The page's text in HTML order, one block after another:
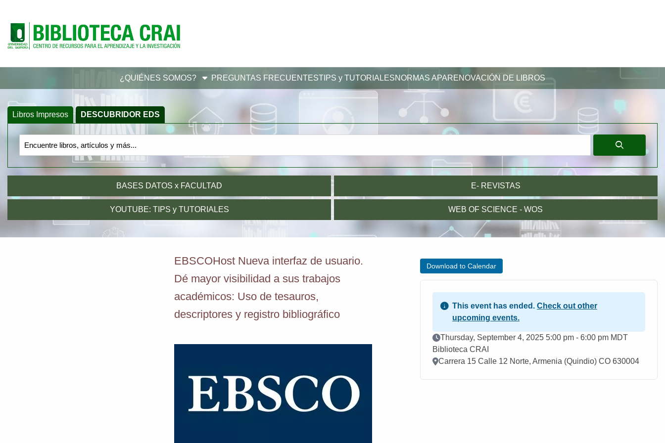
Skip to search bar
Skip to main content
Skip to footer
¿QUIÉNES SOMOS? PREGUNTAS FRECUENTESTIPS y TUTORIALESNORMAS APARENOVACIÓN DE LIBROS
Libros Impresos
DESCUBRIDOR EDS
(active tab)
Type
EDS
BASES DATOS x FACULTAD E- REVISTAS
YOUTUBE: TIPS y TUTORIALES WEB OF SCIENCE - WOS
EBSCOHost Nueva interfaz de usuario.
Dé mayor visibilidad a sus trabajos
académicos: Uso de tesauros,
descriptores y registro bibliográfico
Download to Calendar
This event has ended. Check out other
upcoming events.
Event Date
Thursday, September 4, 2025 5:00 pm - 6:00 pm MDT
Biblioteca CRAI
Location
Carrera 15 Calle 12 Norte, Armenia (Quindio) CO 630004